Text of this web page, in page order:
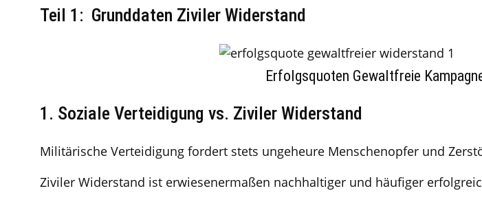
Teil 1: Grunddaten Ziviler Widerstand
Erfolgsquoten Gewaltfreie
1. Soziale Verteidigung vs. Ziviler Widerstand
Militärische Verteidigung fordert stets ungeheure Menschenopfer und
Ziviler Widerstand ist erwiesenermaßen nachhaltiger und häufiger